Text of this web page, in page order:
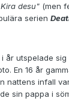
desu" (men
serien
i år utspelade
En 16 år
nattens infall
sin pappa i